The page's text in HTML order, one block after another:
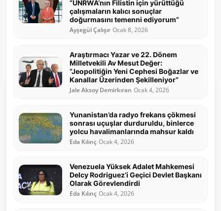
“UNRWA’nın Filistin için yürüttüğü
çalışmaların kalıcı sonuçlar
doğurmasını temenni ediyorum”
Ayşegül Çalışır Ocak 8, 2026
Araştırmacı Yazar ve 22. Dönem
Milletvekili Av Mesut Değer:
“Jeopolitiğin Yeni Cephesi Boğazlar ve
Kanallar Üzerinden Şekilleniyor”
Jale Aksoy Demirkıran Ocak 4, 2026
Yunanistan’da radyo frekans çökmesi
sonrası uçuşlar durduruldu, binlerce
yolcu havalimanlarında mahsur kaldı
Eda Kılınç Ocak 4, 2026
Venezuela Yüksek Adalet Mahkemesi
Delcy Rodriguez’i Geçici Devlet Başkanı
Olarak Görevlendirdi
Eda Kılınç Ocak 4, 2026